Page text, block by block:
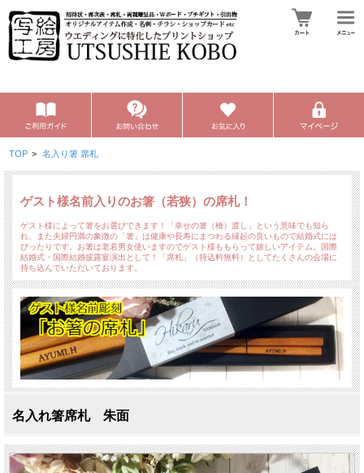
TOP > 名入り箸 席札
ゲスト様名前入りのお箸（若狭）の席札！
ゲスト様によって箸をお選びできます！「幸せの箸（橋）渡し」という意味でも知ら
れ、また夫婦円満の象徴の「箸」は健康や長寿にまつわる縁起の良いもので結婚式には
ぴったりです。お箸は老若男女使いますのでゲスト様ももらって嬉しいアイテム。国際
結婚式・国際結婚披露宴演出として！「席札」（持込料無料）としてたくさんの会場に
持ち込んでいただいております。
名入れ箸席札 朱面